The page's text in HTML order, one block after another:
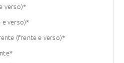
verso)*
e verso)*
(frente e verso)*